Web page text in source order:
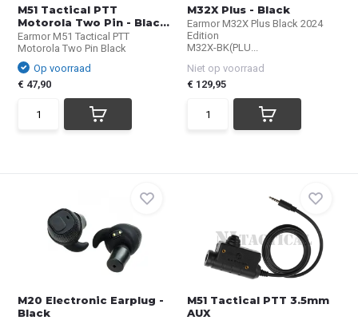
M51 Tactical PTT
Motorola Two Pin - Blac...
Earmor M51 Tactical PTT
Motorola Two Pin Black
Op voorraad
€ 47,90
M32X Plus - Black
Earmor M32X Plus Black 2024
Edition
M32X-BK(PLU...
Niet op voorraad
€ 129,95
M20 Electronic Earplug -
Black
M51 Tactical PTT 3.5mm
AUX